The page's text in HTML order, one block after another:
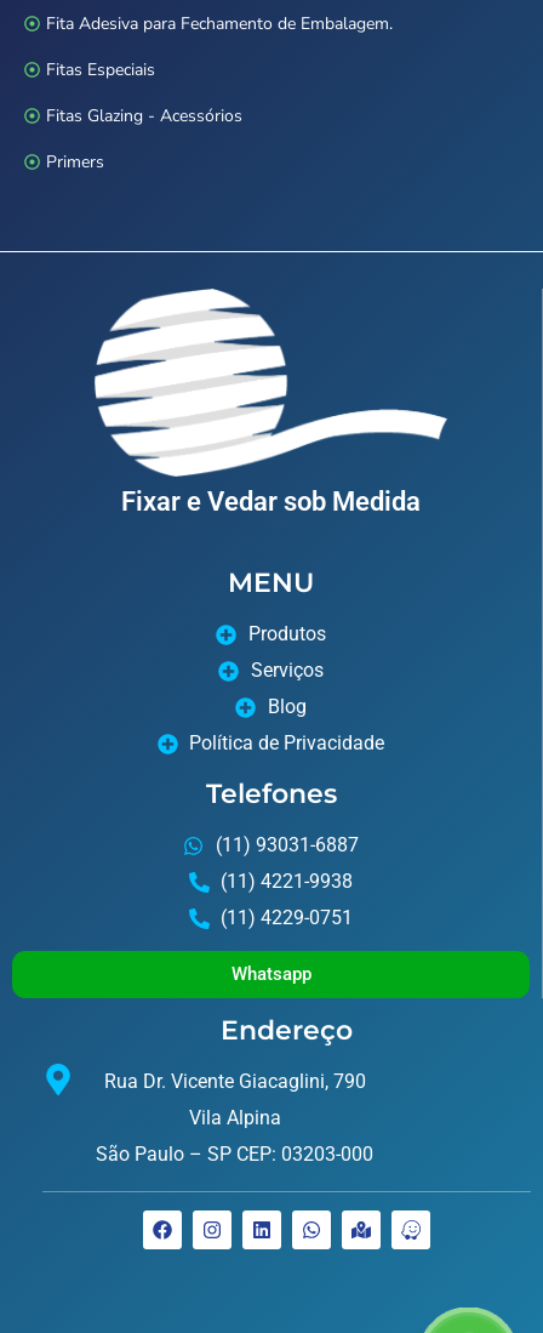
Fita Adesiva para Fechamento de Embalagem.
Fitas Especiais
Fitas Glazing - Acessórios
Primers
Fixar e Vedar sob Medida
MENU
Produtos
Serviços
Blog
Política de Privacidade
Telefones
(11) 93031-6887
(11) 4221-9938
(11) 4229-0751
Whatsapp
Endereço
Rua Dr. Vicente Giacaglini, 790
Vila Alpina
São Paulo – SP CEP: 03203-000